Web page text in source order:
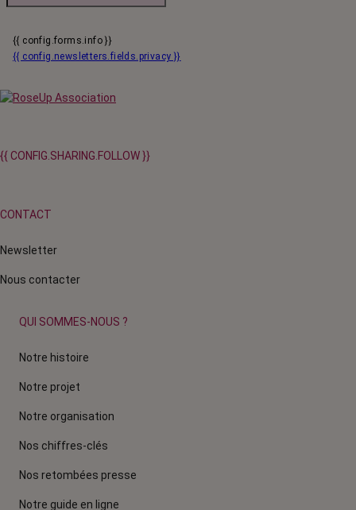
{{ config.forms.info }}
{{ config.newsletters.fields.privacy }}
{{ CONFIG.SHARING.FOLLOW }}
CONTACT
Newsletter
Nous contacter
QUI SOMMES-NOUS ?
Notre histoire
Notre projet
Notre organisation
Nos chiffres-clés
Nos retombées presse
Notre guide en ligne